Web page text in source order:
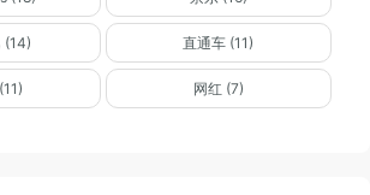
(14) 直通车 (11)
网红 (7)